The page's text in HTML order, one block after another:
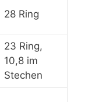
28 Ring
23 Ring,
10,8 im
Stechen